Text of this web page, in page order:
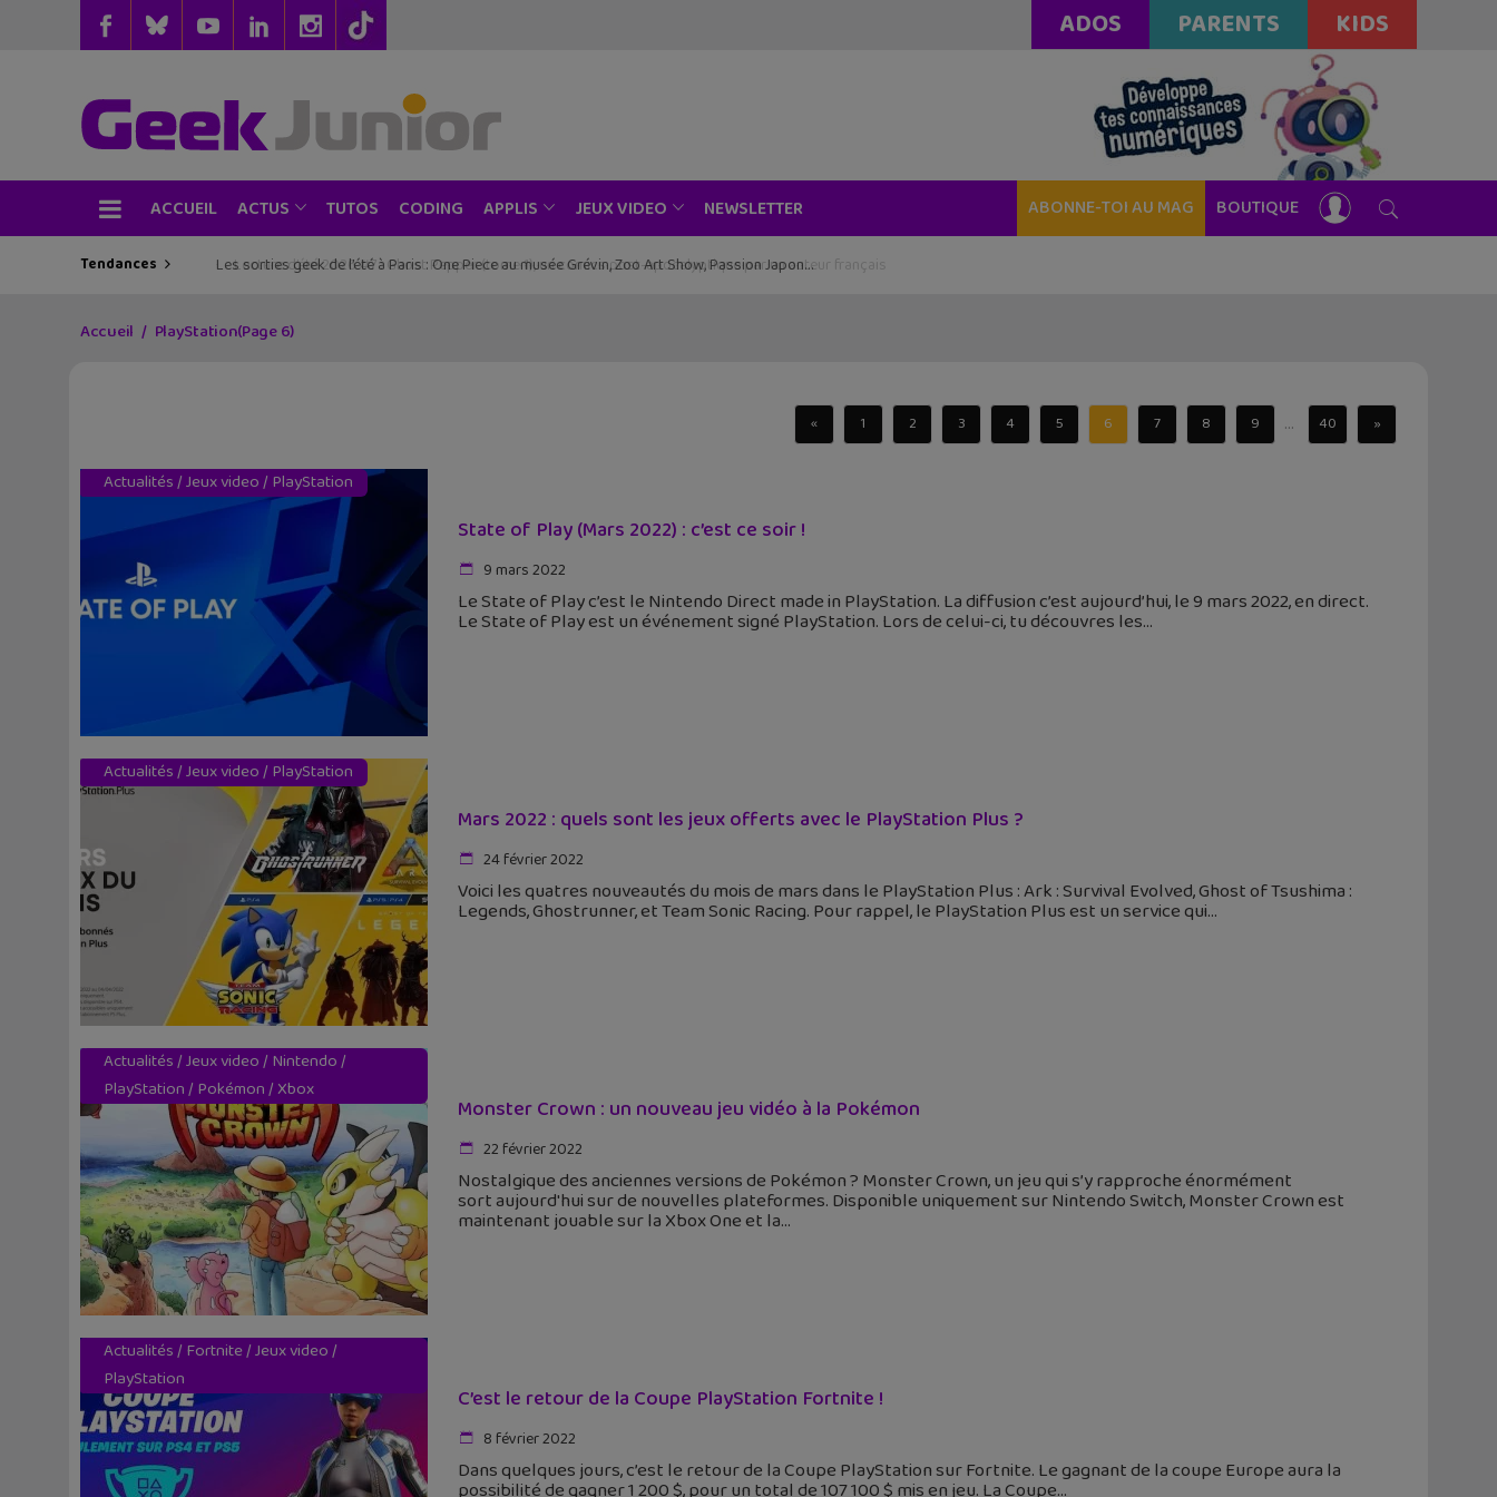
ADOS PARENTS KIDS
ACCUEIL ACTUS TUTOS CODING APPLIS JEUX VIDEO NEWSLETTER ABONNE-TOI AU MAG BOUTIQUE
Tendances Les sorties geek de l’été à Paris : One Piece au musée Grévin, Zoo Art Show, Passion Japon…
Accueil PlayStation(Page 6)
« 1 2 3 4 5 6 7 8 9 ... 40 »
Actualités/Jeux video/ PlayStation
State of Play (Mars 2022) : c’est ce soir !
9 mars 2022
Le State of Play c’est le Nintendo Direct made in PlayStation. La diffusion c’est aujourd’hui, le 9 mars 2022, en direct.
Le State of Play est un événement signé PlayStation. Lors de celui-ci, tu découvres les
Actualités/Jeux video/ PlayStation
Mars 2022 : quels sont les jeux offerts avec le PlayStation Plus ?
24 février 2022
Voici les quatres nouveautés du mois de mars dans le PlayStation Plus : Ark : Survival Evolved, Ghost of Tsushima :
Legends, Ghostrunner, et Team Sonic Racing. Pour rappel, le PlayStation Plus est un service qui
Actualités/Jeux video/ Nintendo/
PlayStation/ Pokémon/Xbox
Monster Crown : un nouveau jeu vidéo à la Pokémon
22 février 2022
Nostalgique des anciennes versions de Pokémon ? Monster Crown, un jeu qui s’y rapproche énormément
sort aujourd'hui sur de nouvelles plateformes. Disponible uniquement sur Nintendo Switch, Monster Crown est
maintenant jouable sur la Xbox One et la
Actualités/ Fortnite/Jeux video/
PlayStation
C’est le retour de la Coupe PlayStation Fortnite !
8 février 2022
Dans quelques jours, c’est le retour de la Coupe PlayStation sur Fortnite. Le gagnant de la coupe Europe aura la
possibilité de gagner 1 200 $, pour un total de 107 100 $ mis en jeu. La Coupe